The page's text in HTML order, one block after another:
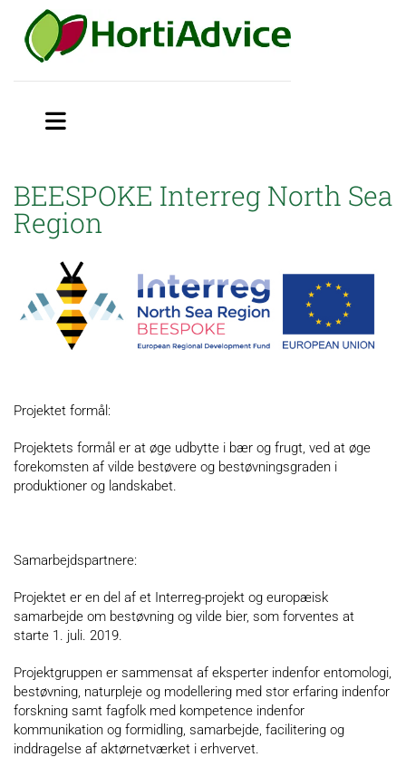
BEESPOKE Interreg North Sea
Region
Projektet formål:
Projektets formål er at øge udbytte i bær og frugt, ved at øge
forekomsten af vilde bestøvere og bestøvningsgraden i
produktioner og landskabet.
Samarbejdspartnere:
Projektet er en del af et Interreg-projekt og europæisk
samarbejde om bestøvning og vilde bier, som forventes at
starte 1. juli. 2019.
Projektgruppen er sammensat af eksperter indenfor entomologi,
bestøvning, naturpleje og modellering med stor erfaring indenfor
forskning samt fagfolk med kompetence indenfor
kommunikation og formidling, samarbejde, facilitering og
inddragelse af aktørnetværket i erhvervet.